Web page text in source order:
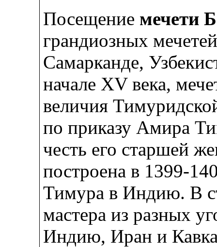
Посещение мечети
грандиозных
Самарканде,
начале XV века,
величия
по приказу Амира
честь его старшей
построена в 1399-
Тимура в Индию. В
мастера из разных
Индию, Иран и